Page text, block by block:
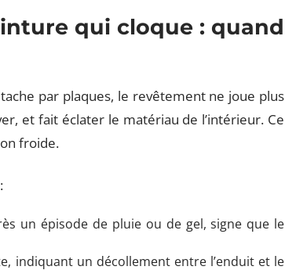
qui cloque : quand
par plaques, le revêtement ne joue plus
et fait éclater le matériau de l’intérieur. Ce
froide.
un épisode de pluie ou de gel, signe que le
indiquant un décollement entre l’enduit et le